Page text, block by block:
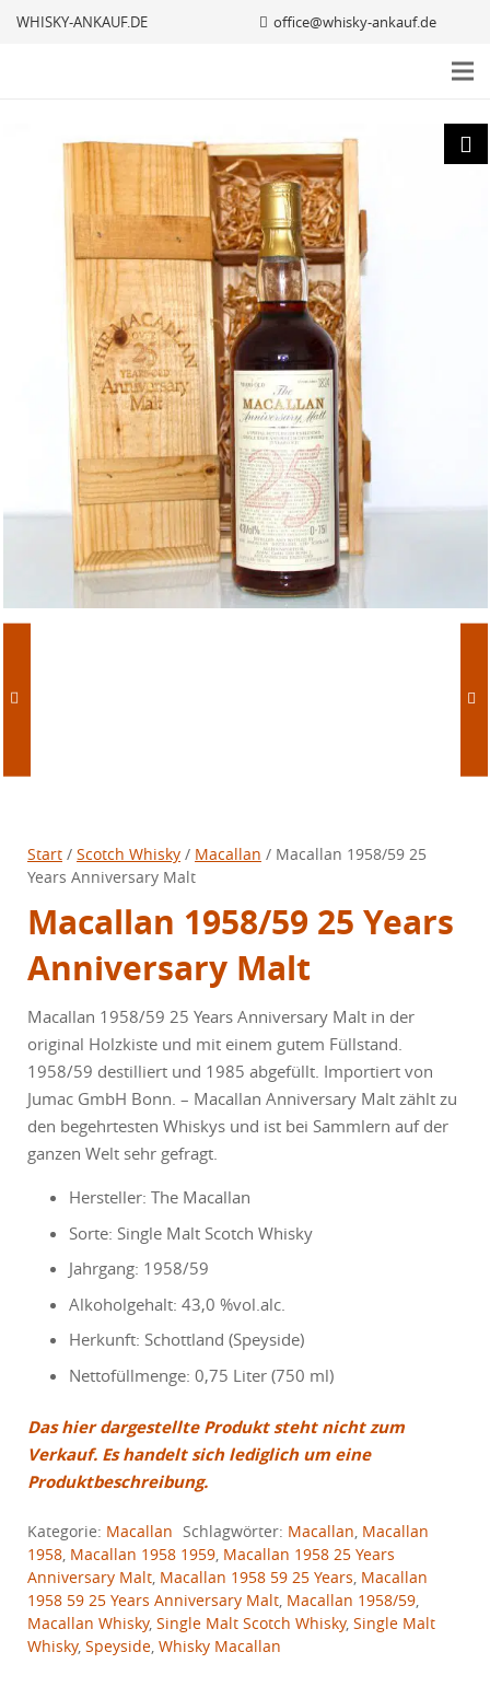
WHISKY-ANKAUF.DE office@whisky-ankauf.de
Start / Scotch Whisky / Macallan / Macallan 1958/59 25
Years Anniversary Malt
Macallan 1958/59 25 Years
Anniversary Malt
Macallan 1958/59 25 Years Anniversary Malt in der
original Holzkiste und mit einem gutem Füllstand.
1958/59 destilliert und 1985 abgefüllt. Importiert von
Jumac GmbH Bonn. – Macallan Anniversary Malt zählt zu
den begehrtesten Whiskys und ist bei Sammlern auf der
ganzen Welt sehr gefragt.
Hersteller: The Macallan
Sorte: Single Malt Scotch Whisky
Jahrgang: 1958/59
Alkoholgehalt: 43,0 %vol.alc.
Herkunft: Schottland (Speyside)
Nettofüllmenge: 0,75 Liter (750 ml)
Das hier dargestellte Produkt steht nicht zum
Verkauf. Es handelt sich lediglich um eine
Produktbeschreibung.
Kategorie: Macallan Schlagwörter: Macallan, Macallan
1958, Macallan 1958 1959, Macallan 1958 25 Years
Anniversary Malt, Macallan 1958 59 25 Years, Macallan
1958 59 25 Years Anniversary Malt, Macallan 1958/59,
Macallan Whisky, Single Malt Scotch Whisky, Single Malt
Whisky, Speyside, Whisky Macallan